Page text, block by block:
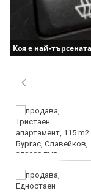
Коя е най-